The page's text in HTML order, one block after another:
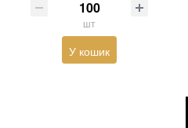
шт
У кошик